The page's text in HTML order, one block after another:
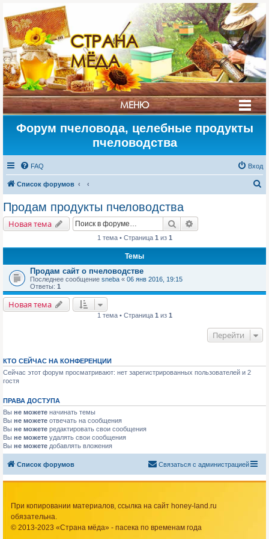
СТРАНА
МЁДА
МЕНЮ
Форум пчеловода, целебные продукты
пчеловодства
FAQ Вход
Список форумов
Продам продукты пчеловодства
Новая тема Поиск
1 тема • Страница 1 из 1
Темы
Продам сайт о пчеловодстве
Последнее сообщение sneba « 06 янв 2016, 19:15
Ответы: 1
Новая тема
1 тема • Страница 1 из 1
Перейти
КТО СЕЙЧАС НА КОНФЕРЕНЦИИ
Сейчас этот форум просматривают: нет зарегистрированных пользователей и 2
гостя
ПРАВА ДОСТУПА
Вы не можете начинать темы
Вы не можете отвечать на сообщения
Вы не можете редактировать свои сообщения
Вы не можете удалять свои сообщения
Вы не можете добавлять вложения
Список форумов Связаться с администрацией
При копировании материалов, ссылка на сайт honey-land.ru
обязательна.
© 2013-2023 «Страна мёда» - пасека по временам года